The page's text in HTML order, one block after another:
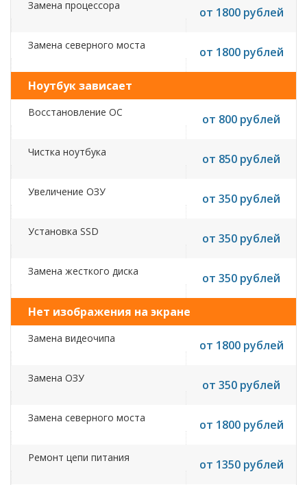
Замена процессора от 1800 рублей
Замена северного моста от 1800 рублей
Ноутбук зависает
Восстановление ОС от 800 рублей
Чистка ноутбука от 850 рублей
Увеличение ОЗУ от 350 рублей
Установка SSD от 350 рублей
Замена жесткого диска от 350 рублей
Нет изображения на экране
Замена видеочипа от 1800 рублей
Замена ОЗУ от 350 рублей
Замена северного моста от 1800 рублей
Ремонт цепи питания от 1350 рублей